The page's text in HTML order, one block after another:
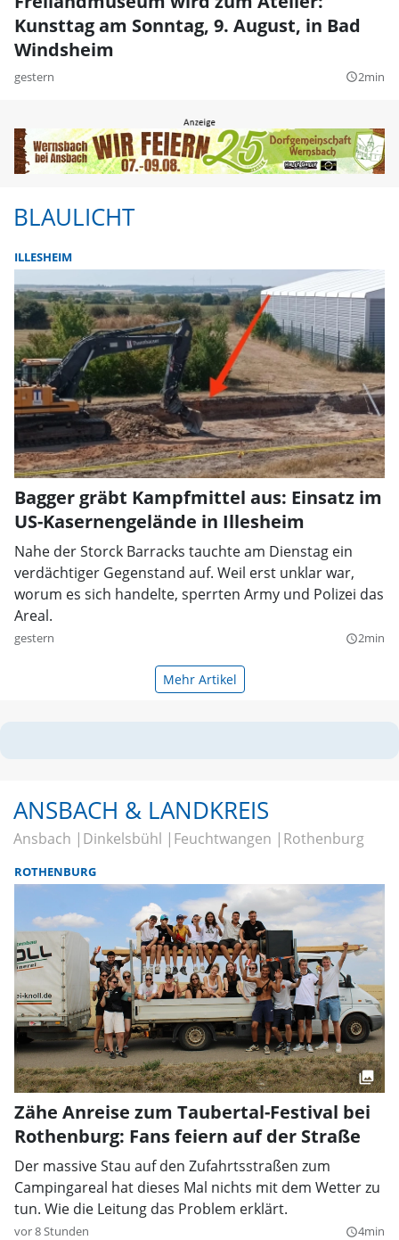
Kunsttag am Sonntag, 9. August, in Bad
Windsheim
gestern query_builder2min
BLAULICHT
ILLESHEIM
Bagger gräbt Kampfmittel aus: Einsatz im
US-Kasernengelände in Illesheim
Nahe der Storck Barracks tauchte am Dienstag ein
verdächtiger Gegenstand auf. Weil erst unklar war,
worum es sich handelte, sperrten Army und Polizei das
Areal.
gestern query_builder2min
Mehr Artikel
ANSBACH & LANDKREIS
Ansbach Dinkelsbühl Feuchtwangen Rothenburg
ROTHENBURG
Zähe Anreise zum Taubertal-Festival bei
Rothenburg: Fans feiern auf der Straße
Der massive Stau auf den Zufahrtsstraßen zum
Campingareal hat dieses Mal nichts mit dem Wetter zu
tun. Wie die Leitung das Problem erklärt.
vor 8 Stunden query_builder4min